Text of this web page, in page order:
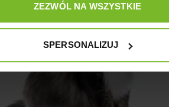
ZEZWÓL NA WSZYSTKIE
SPERSONALIZUJ